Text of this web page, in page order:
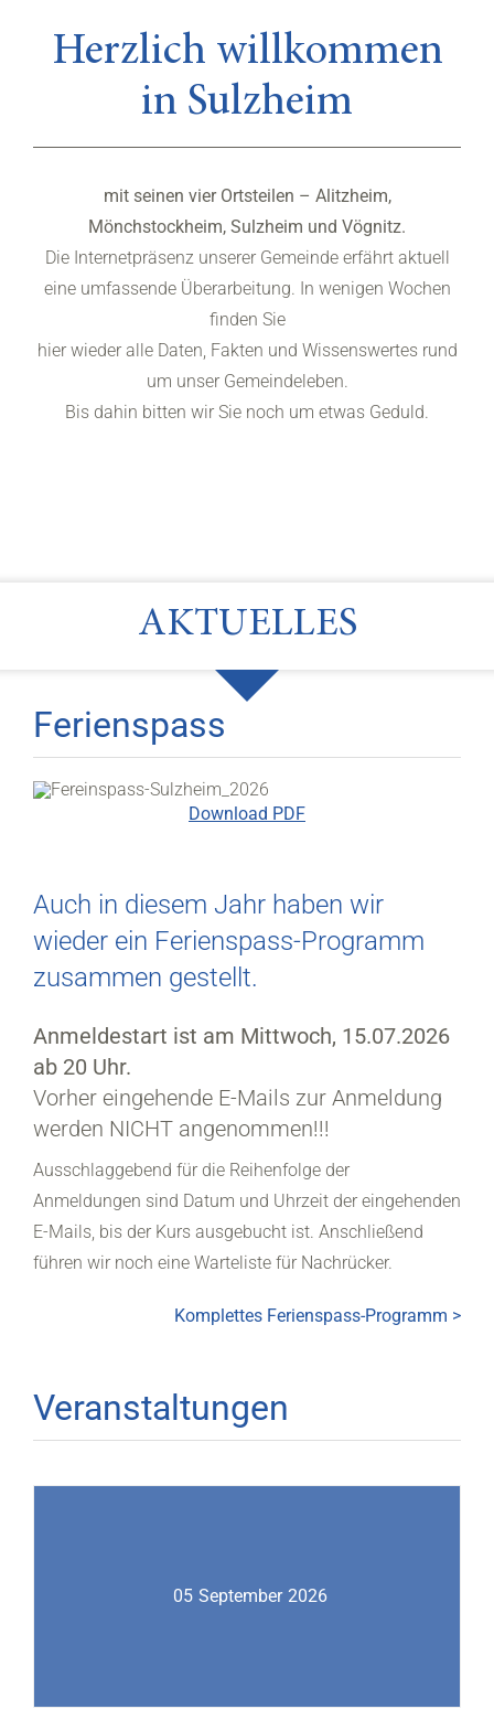
Herzlich willkommen
in Sulzheim
mit seinen vier Ortsteilen – Alitzheim,
Mönchstockheim, Sulzheim und Vögnitz.
Die Internetpräsenz unserer Gemeinde erfährt aktuell
eine umfassende Überarbeitung. In wenigen Wochen
finden Sie
hier wieder alle Daten, Fakten und Wissenswertes rund
um unser Gemeindeleben.
Bis dahin bitten wir Sie noch um etwas Geduld.
AKTUELLES
Ferienspass
Download PDF
Auch in diesem Jahr haben wir
wieder ein Ferienspass-Programm
zusammen gestellt.
Anmeldestart ist am Mittwoch, 15.07.2026
ab 20 Uhr.
Vorher eingehende E-Mails zur Anmeldung
werden NICHT angenommen!!!
Ausschlaggebend für die Reihenfolge der
Anmeldungen sind Datum und Uhrzeit der eingehenden
E-Mails, bis der Kurs ausgebucht ist. Anschließend
führen wir noch eine Warteliste für Nachrücker.
Komplettes Ferienspass-Programm >
Veranstaltungen
05 September 2026